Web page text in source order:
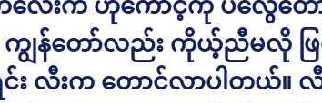
။ ကျွန်တော်လည်း ကိုယ့်ညီမလို ဖြ
း လီးက တောင်လာပါတယ်။ လီ